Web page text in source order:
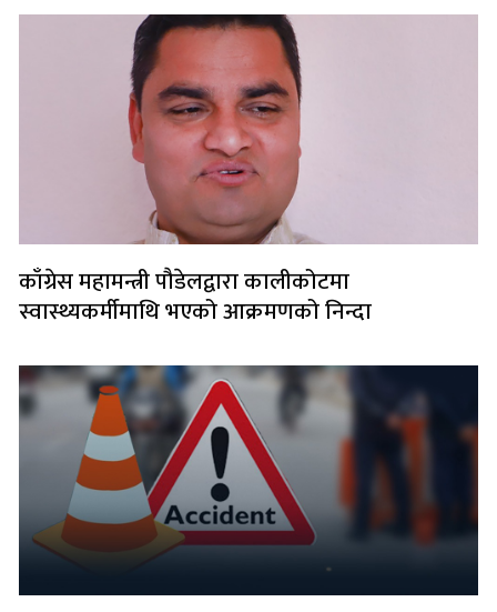
काँग्रेस महामन्त्री पौडेलद्वारा कालीकोटमा
स्वास्थ्यकर्मीमाथि भएको आक्रमणको निन्दा